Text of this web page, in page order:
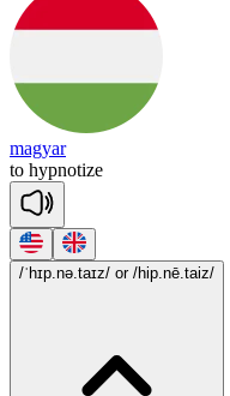
magyar
to hypnotize
/ˈhɪp.nə.taɪz/ or /hip.nē.taiz/